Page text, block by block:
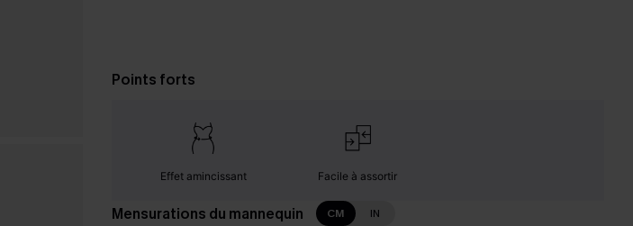
Points forts
Effet amincissant Facile à assortir
Mensurations du mannequin CM IN